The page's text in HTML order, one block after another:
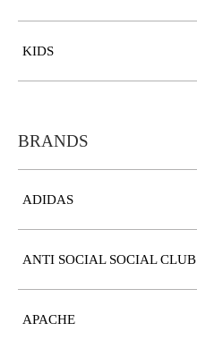
KIDS
BRANDS
ADIDAS
ANTI SOCIAL SOCIAL CLUB
APACHE